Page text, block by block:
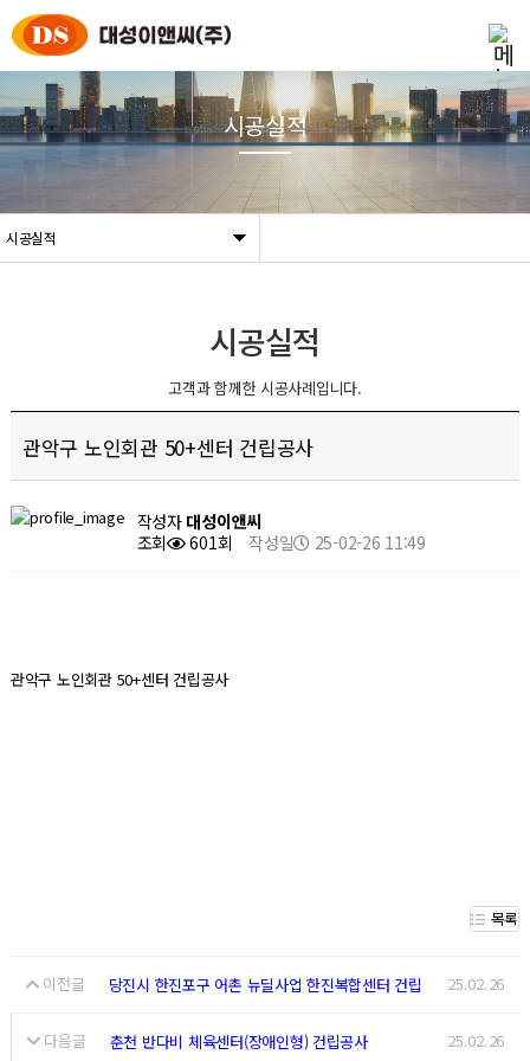
시공실적
시공실적
시공실적
고객과 함께한 시공사례입니다.
관악구 노인회관 50+센터 건립공사
작성자 대성이앤씨
조회
601회 작성일 25-02-26 11:49
관악구 노인회관 50+센터 건립공사
목록
이전글 당진시 한진포구 어촌 뉴딜사업 한진복합센터 건립 25.02.26
다음글 춘천 반다비 체육센터(장애인형) 건립공사 25.02.26